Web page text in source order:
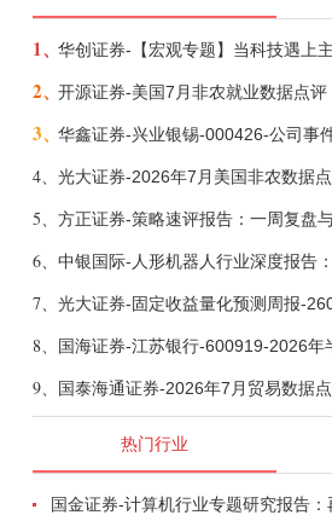
1、
2、
3、
4、
5、
6、
7、 光大证券-固定收益量化预测周报-
8、
9、
热门行业
国金证券-计算机行业专题研究报告